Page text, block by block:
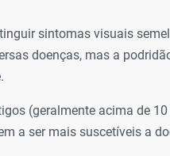
sintomas visuais
doenças, mas a
(geralmente acima de
a ser mais suscetíveis a